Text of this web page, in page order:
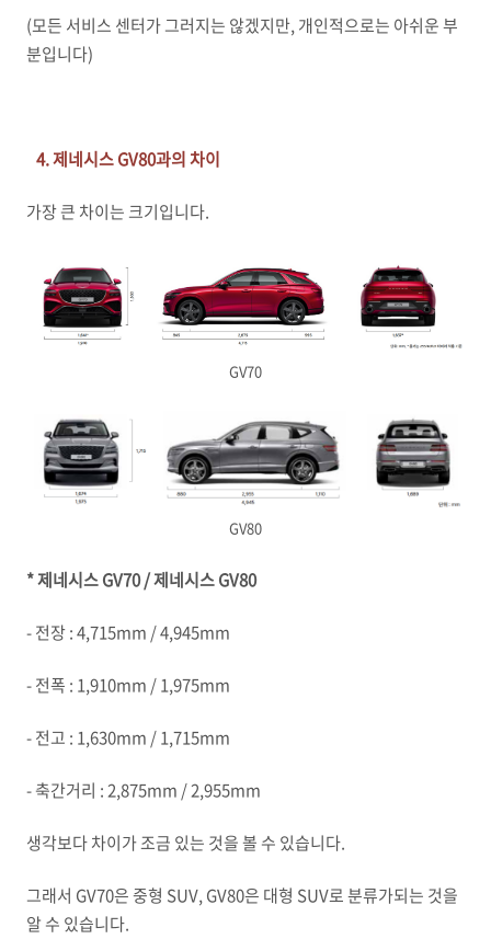
(모든 서비스 센터가 그러지는 않겠지만, 개인적으로는 아쉬운 부
분입니다)
4. 제네시스 GV80과의 차이
가장 큰 차이는 크기입니다.
GV70
GV80
* 제네시스 GV70 / 제네시스 GV80
- 전장 : 4,715mm / 4,945mm
- 전폭 : 1,910mm / 1,975mm
- 전고 : 1,630mm / 1,715mm
- 축간거리 : 2,875mm / 2,955mm
생각보다 차이가 조금 있는 것을 볼 수 있습니다.
그래서 GV70은 중형 SUV, GV80은 대형 SUV로 분류가되는 것을
알 수 있습니다.